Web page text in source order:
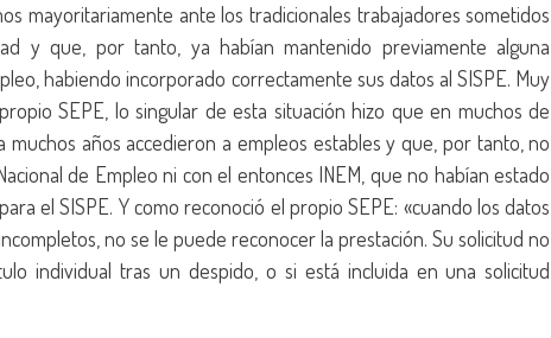
mayoritariamente ante los tradicionales trabajadores sometidos
y que, por tanto, ya habían mantenido previamente alguna
habiendo incorporado correctamente sus datos al SISPE. Muy
SEPE, lo singular de esta situación hizo que en muchos de
años accedieron a empleos estables y que, por tanto, no
de Empleo ni con el entonces INEM, que no habían estado
el SISPE. Y como reconoció el propio SEPE: «cuando los datos
no se le puede reconocer la prestación. Su solicitud no
individual tras un despido, o si está incluida en una solicitud